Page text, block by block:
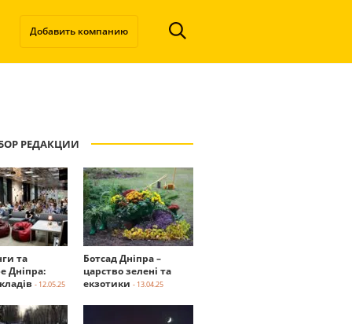
Добавить компанию
РЕДАКЦИИ
та
Дніпра:
- 12.05.25
Ботсад Дніпра –
царство зелені та
екзотики - 13.04.25